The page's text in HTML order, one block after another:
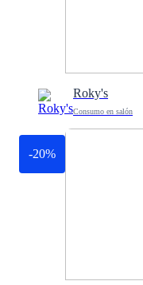
Roky's
Consumo en salón
-20%